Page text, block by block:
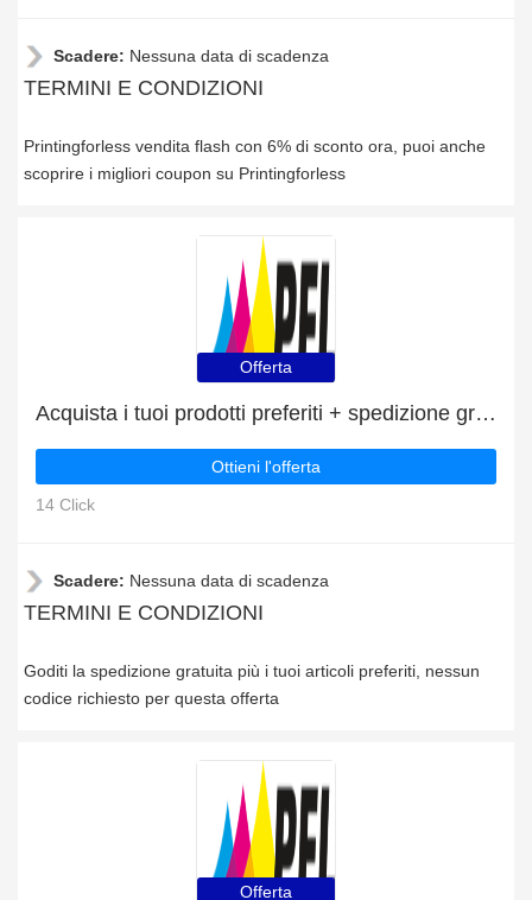
Scadere: Nessuna data di scadenza
TERMINI E CONDIZIONI
Printingforless vendita flash con 6% di sconto ora, puoi anche
scoprire i migliori coupon su Printingforless
Offerta
Acquista i tuoi prodotti preferiti + spedizione gratuita
Ottieni l'offerta
14 Click
Scadere: Nessuna data di scadenza
TERMINI E CONDIZIONI
Goditi la spedizione gratuita più i tuoi articoli preferiti, nessun
codice richiesto per questa offerta
Offerta